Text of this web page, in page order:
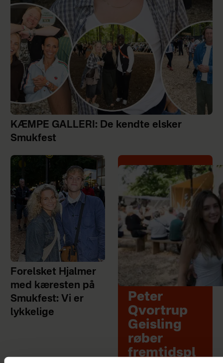
KÆMPE GALLERI: De kendte elsker
Smukfest
Forelsket Hjalmer
med kæresten på
Smukfest: Vi er
lykkelige
Peter
Qvortrup
Geisling
røber
fremtidspl